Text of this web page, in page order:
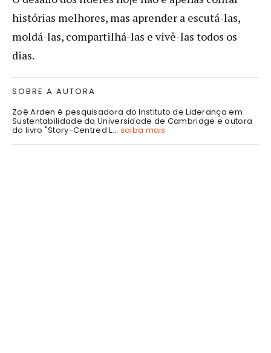
histórias melhores, mas aprender a escutá-las,
moldá-las, compartilhá-las e vivê-las todos os
dias.
SOBRE A AUTORA
Zoë Arden é pesquisadora do Instituto de Liderança em
Sustentabilidade da Universidade de Cambridge e autora
do livro "Story-Centred L... saiba mais